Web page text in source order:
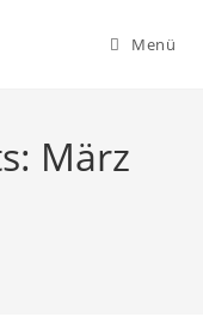
Menü
März